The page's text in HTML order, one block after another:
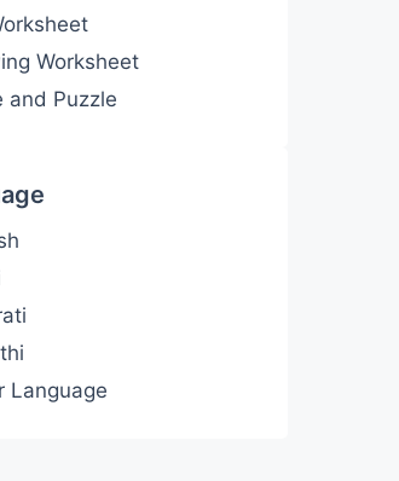
Worksheet
and Puzzle
Language